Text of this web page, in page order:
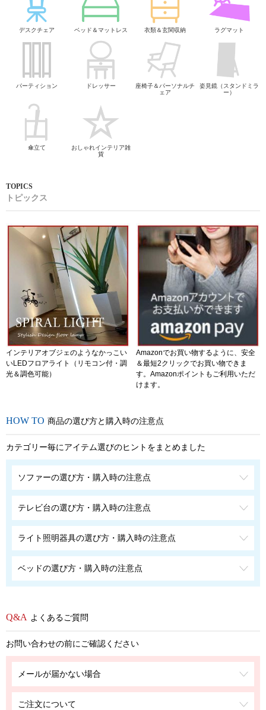
デスクチェア ベッド＆マットレス 衣類＆玄関収納 ラグマット
パーティション ドレッサー
座椅子＆パーソナルチ
ェア
姿見鏡（スタンドミラ
ー）
傘立て
おしゃれインテリア雑
貨
トピックス
インテリアオブジェのようなかっこい
いLEDフロアライト（リモコン付・調
光＆調色可能）
Amazonでお買い物するように、安全
＆最短2クリックでお買い物できま
す。Amazonポイントもご利用いただ
けます。
商品の選び方と購入時の注意点
カテゴリー毎にアイテム選びのヒントをまとめました
ソファーの選び方・購入時の注意点
テレビ台の選び方・購入時の注意点
ライト照明器具の選び方・購入時の注意点
ベッドの選び方・購入時の注意点
よくあるご質問
お問い合わせの前にご確認ください
メールが届かない場合
ご注文について